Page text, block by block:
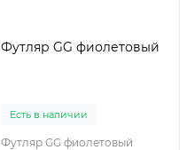
Футляр GG фиолетовый
Есть в наличии
Футляр GG фиолетовый